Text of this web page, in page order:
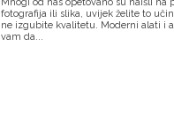
fotografija ili slika, uvijek želite to
ne izgubite kvalitetu. Moderni alati i
vam da...